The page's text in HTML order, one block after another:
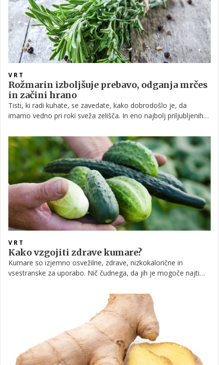
VRT
Rožmarin izboljšuje prebavo, odganja mrčes
in začini hrano
Tisti, ki radi kuhate, se zavedate, kako dobrodošlo je, da
imamo vedno pri roki sveža zelišča. In eno najbolj priljubljenih
pripravi mesnih kot zelenjavnih jedi. Če želite imeti svoj grmiček
na vrtu ali na balkonu, ga lahko vzgojite iz potaknjencev.
VRT
Kako vzgojiti zdrave kumare?
Kumare so izjemno osvežilne, zdrave, nizkokalorične in
vsestranske za uporabo. Nič čudnega, da jih je mogoče najti
resnično zdravi, je dobro upoštevati nasvete izkušenih vrtnarjev.